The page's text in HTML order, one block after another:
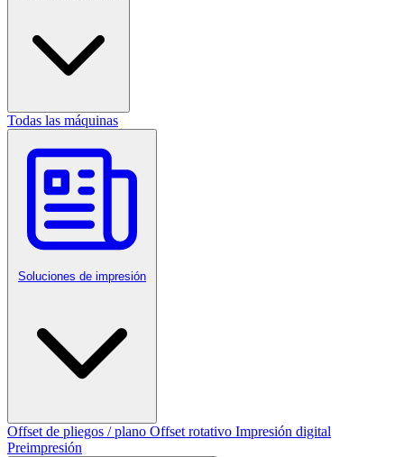
Todas las máquinas
Soluciones de impresión
Offset de pliegos / plano Offset rotativo Impresión digital
Preimpresión